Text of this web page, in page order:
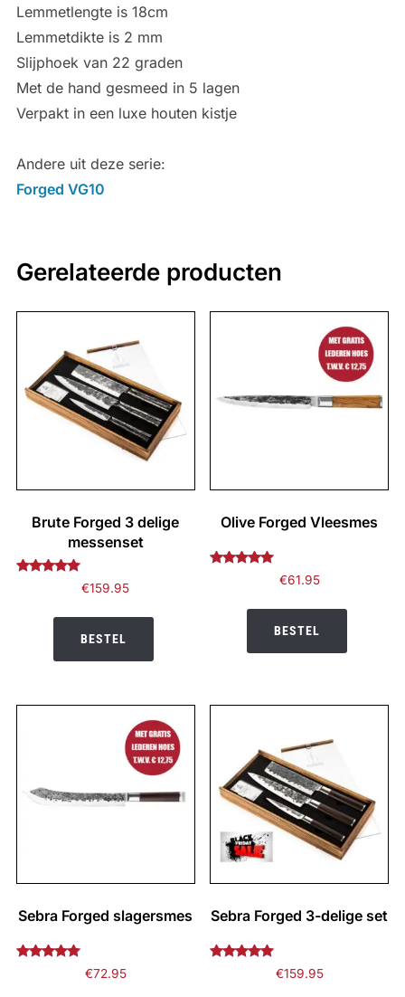
Lemmetlengte is 18cm
Lemmetdikte is 2 mm
Slijphoek van 22 graden
Met de hand gesmeed in 5 lagen
Verpakt in een luxe houten kistje
Andere uit deze serie:
Forged VG10
Gerelateerde producten
Brute Forged 3 delige
messenset
Gewaardeerd
€159.95
BESTEL
Olive Forged Vleesmes
Gewaardeerd€61.95
BESTEL
Sebra Forged slagersmes
Gewaardeerd€72.95
Sebra Forged 3-delige set
Gewaardeerd
€159.95